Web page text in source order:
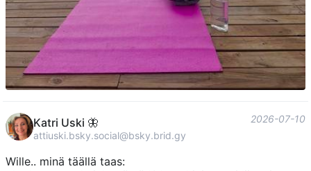
Katri Uski 🦋
attiuski.bsky.social@bsky.brid.gy
2026-07-10
Wille.. minä täällä taas: